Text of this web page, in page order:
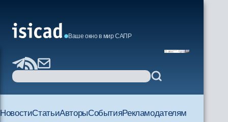
Ваше окно в мир САПР
НовостиСтатьиАвторыСобытияРекламодателям